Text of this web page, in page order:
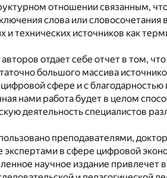
отношении связанным,
слова или словосочетания
и технических источников как
отдает себе отчет в том,
большого массива
сфере и с
нами работа будет в целом
деятельность специалистов
преподавателями,
экспертами в сфере цифровой
научное издание привлечет